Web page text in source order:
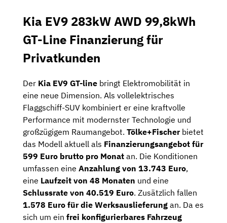
Kia EV9 283kW AWD 99,8kWh
GT-Line Finanzierung für
Privatkunden
Der Kia EV9 GT-line bringt Elektromobilität in
eine neue Dimension. Als vollelektrisches
Flaggschiff-SUV kombiniert er eine kraftvolle
Performance mit modernster Technologie und
großzügigem Raumangebot. Tölke+Fischerbietet
das Modell aktuell als Finanzierungsangebot für
599 Euro brutto pro Monat an. Die Konditionen
umfassen eine Anzahlung von 13.743 Euro,
eine Laufzeit von 48 Monaten und eine
Schlussrate von 40.519 Euro. Zusätzlich fallen
1.578 Euro für die Werksauslieferung an. Da es
sich um ein frei konfigurierbares Fahrzeug